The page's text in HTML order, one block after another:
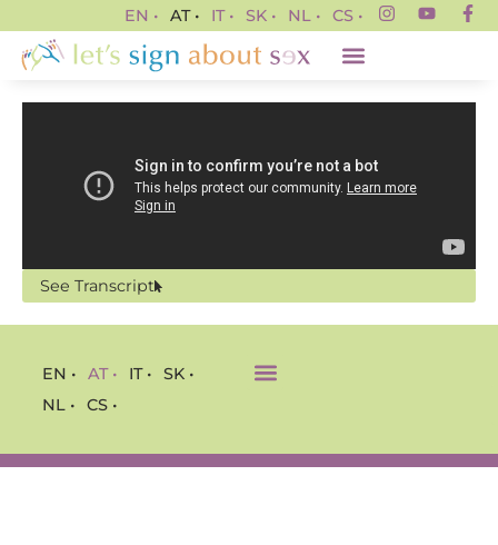
EN • AT • IT • SK • NL • CS •
See Transcript
EN • AT • IT •
SK •
NL •
CS •